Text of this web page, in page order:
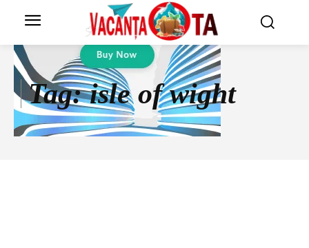
Tag:isle of wight